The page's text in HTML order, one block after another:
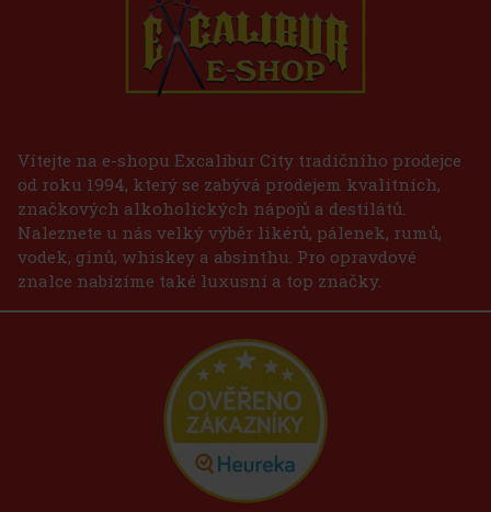
Vítejte na e-shopu Excalibur City tradičního prodejce
od roku 1994, který se zabývá prodejem kvalitních,
značkových alkoholických nápojů a destilátů.
Naleznete u nás velký výběr likérů, pálenek, rumů,
vodek, ginů, whiskey a absinthu. Pro opravdové
znalce nabízíme také luxusní a top značky.